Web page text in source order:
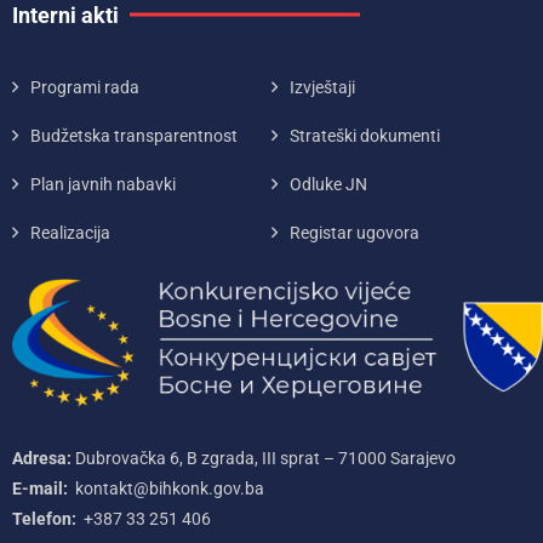
Interni akti
Programi rada Izvještaji
Budžetska transparentnost Strateški dokumenti
Plan javnih nabavki Odluke JN
Realizacija Registar ugovora
Adresa: Dubrovačka 6, B zgrada, III sprat – 71000‌ Sarajevo
E-mail: kontakt@bihkonk.gov.ba
Telefon: +387‌ 33‌ 251‌ 406